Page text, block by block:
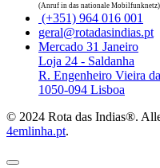
(Anruf in das nationale Mobilfunknetz)
(+351) 964 016 001
geral@rotadasindias.pt
Mercado 31 Janeiro
Loja 24 - Saldanha
R. Engenheiro Vieira
1050-094 Lisboa
© 2024 Rota das Indias®.
4emlinha.pt.